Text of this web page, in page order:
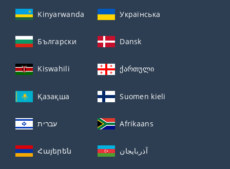
Kinyarwanda Українська
Български Dansk
Kiswahili ქართული
Қазақша Suomen kieli
עברית Afrikaans
Հայերեն آذربايجان